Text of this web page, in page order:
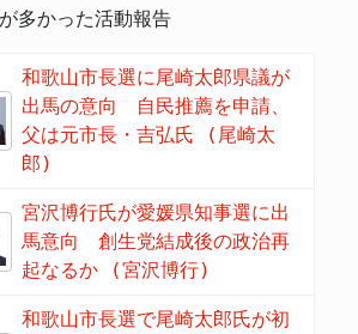
多かった活動報告
和歌山市長選に尾崎太郎県議が
出馬の意向 自民推薦を申請、
父は元市長・吉弘氏 (尾崎太
郎)
宮沢博行氏が愛媛県知事選に出
馬意向 創生党結成後の政治再
起なるか (宮沢博行)
和歌山市長選で尾崎太郎氏が初